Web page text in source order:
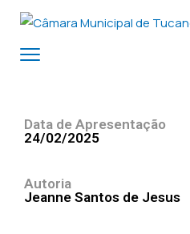
Data de Apresentação
24/02/2025
Autoria
Jeanne Santos de Jesus